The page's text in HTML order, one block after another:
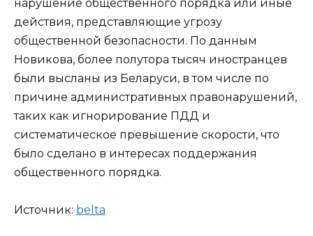
нарушение общественного порядка или иные
действия, представляющие угрозу
общественной безопасности. По данным
Новикова, более полутора тысяч иностранцев
были высланы из Беларуси, в том числе по
причине административных правонарушений,
таких как игнорирование ПДД и
систематическое превышение скорости, что
было сделано в интересах поддержания
общественного порядка.
Источник: belta